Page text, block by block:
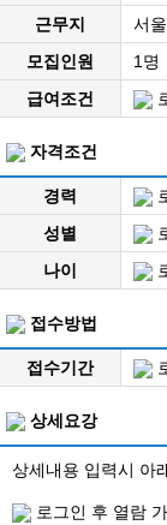
근무지
서
모집인원
1명
급여조건
자격조건
경력
성별
나이
접수방법
접수기간
상세요강
상세내용 입력시 아
로그인 후 열람